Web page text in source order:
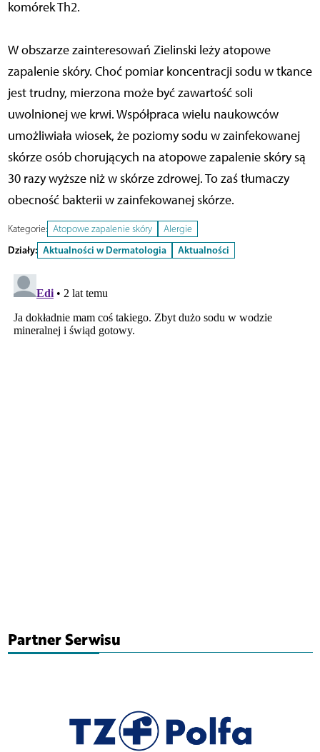
komórek Th2.
W obszarze zainteresowań Zielinski leży atopowe
zapalenie skóry. Choć pomiar koncentracji sodu w tkance
jest trudny, mierzona może być zawartość soli
uwolnionej we krwi. Współpraca wielu naukowców
umożliwiała wiosek, że poziomy sodu w zainfekowanej
skórze osób chorujących na atopowe zapalenie skóry są
30 razy wyższe niż w skórze zdrowej. To zaś tłumaczy
obecność bakterii w zainfekowanej skórze.
Kategorie: Atopowe zapalenie skóry Alergie
Działy: Aktualności w Dermatologia Aktualności
Partner Serwisu